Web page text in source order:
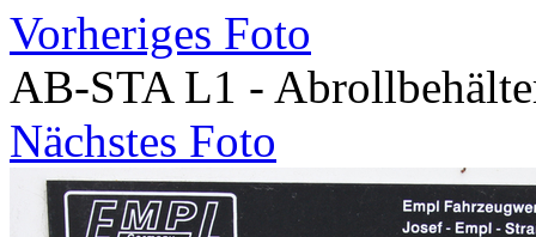
Vorheriges Foto
AB-STA L1 -
Nächstes Foto